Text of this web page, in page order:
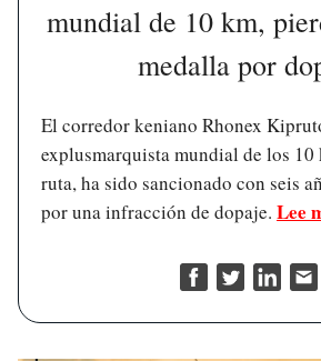
mundial de 10 km,
medalla por
El corredor keniano Rhonex
explusmarquista mundial de los
ruta, ha sido sancionado con seis
por una infracción de dopaje. Lee